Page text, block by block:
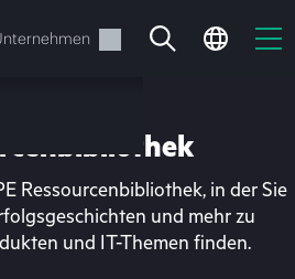
Ressourcenbibliothek, in der Sie
und mehr zu
und IT-Themen finden.